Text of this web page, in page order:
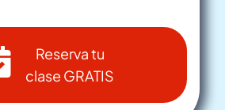
Reserva tu
clase GRATIS